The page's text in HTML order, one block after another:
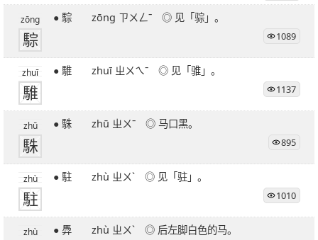
zōng
騌
● 騌 zōng ㄗㄨㄥˉ ◎ 见「骔」。
1089
zhuī
騅
● 騅 zhuī ㄓㄨㄟˉ ◎ 见「骓」。
1137
zhū
駯
● 駯 zhū ㄓㄨˉ ◎ 马口黑。
895
zhù
駐
● 駐 zhù ㄓㄨˋ ◎ 见「驻」。
1010
zhù ● 馵 zhù ㄓㄨˋ ◎ 后左脚白色的马。